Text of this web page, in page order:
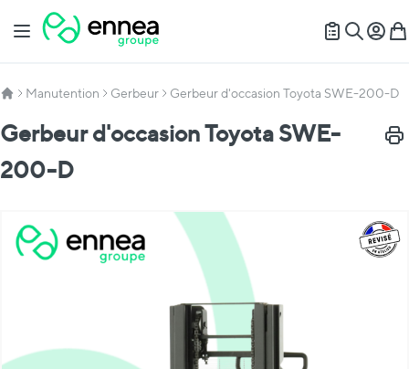
Allez au contenu
Basculer la navigation
Mon
Manutention Gerbeur Gerbeur d'occasion Toyota SWE-200-D
Gerbeur d'occasion Toyota SWE-
200-D